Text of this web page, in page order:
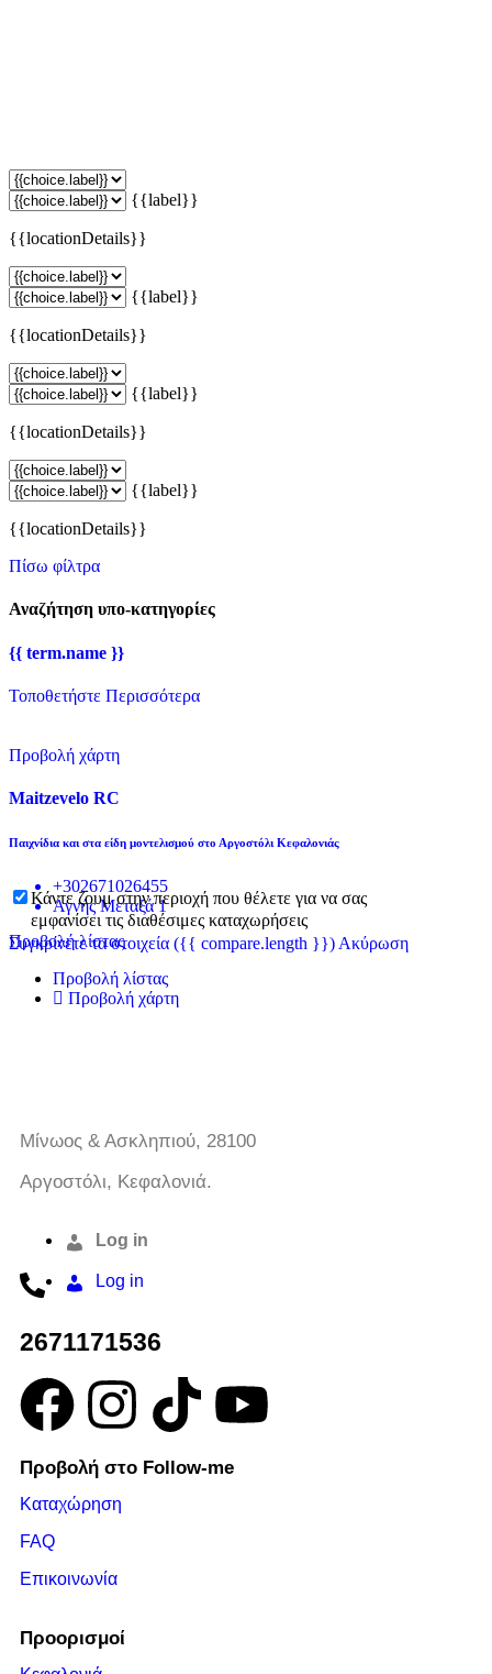
{{label}}
{{locationDetails}}
{{label}}
{{locationDetails}}
{{label}}
{{locationDetails}}
{{label}}
{{locationDetails}}
Πίσω φίλτρα
Αναζήτηση υπο-κατηγορίες
{{ term.name }}
Τοποθετήστε Περισσότερα
Προβολή χάρτη
Maitzevelo RC
Παιχνίδια και στα είδη μοντελισμού στο Αργοστόλι Κεφαλονιάς
+302671026455
Αγνής Μεταξά 1
Συγκρίνετε τα στοιχεία ({{ compare.length }}) Ακύρωση
Κάντε ζουμ στην περιοχή που θέλετε για να σας
εμφανίσει τις διαθέσιμες καταχωρήσεις
Προβολή λίστας
Προβολή λίστας
Προβολή χάρτη
Μίνωος & Ασκληπιού, 28100
Αργοστόλι, Κεφαλονιά.
Log in
Log in
2671171536
Προβολή στο Follow-me
Καταχώρηση
FAQ
Επικοινωνία
Προορισμοί